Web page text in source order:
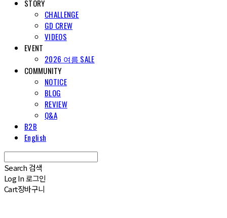
STORY
CHALLENGE
GD CREW
VIDEOS
EVENT
2026 여름 SALE
COMMUNITY
NOTICE
BLOG
REVIEW
Q&A
B2B
English
Search 검색
Log In로그인
Cart장바구니